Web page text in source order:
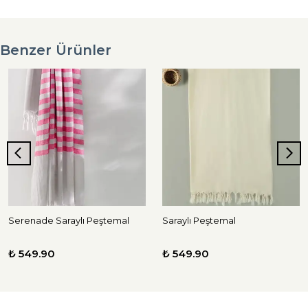
Benzer Ürünler
Serenade Saraylı Peştemal
₺ 549.90
Saraylı Peştemal
₺ 549.90